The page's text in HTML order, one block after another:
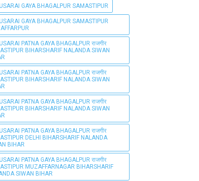
GAYA BHAGALPUR SAMASTIPUR
GAYA BHAGALPUR SAMASTIPUR
PATNA GAYA BHAGALPUR राजगीर
BIHARSHARIF NALANDA SIWAN
PATNA GAYA BHAGALPUR राजगीर
BIHARSHARIF NALANDA SIWAN
PATNA GAYA BHAGALPUR राजगीर
BIHARSHARIF NALANDA SIWAN
PATNA GAYA BHAGALPUR राजगीर
DELHI BIHARSHARIF NALANDA
BIHAR
PATNA GAYA BHAGALPUR राजगीर
MUZAFFARNAGAR BIHARSHARIF
SIWAN BIHAR